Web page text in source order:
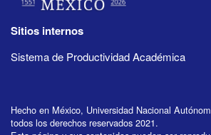
Sitios internos
Sistema de Productividad Académica
Hecho en México, Universidad Nacional
todos los derechos reservados 2021.